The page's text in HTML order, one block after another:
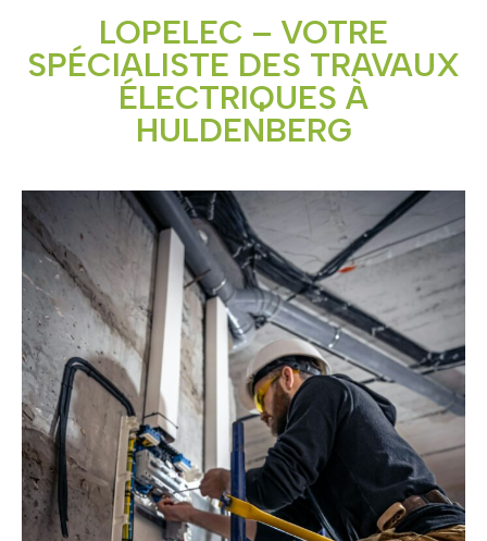
LOPELEC – VOTRE
SPÉCIALISTE DES TRAVAUX
ÉLECTRIQUES À
HULDENBERG